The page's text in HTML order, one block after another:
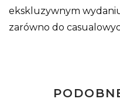
ekskluzywnym
zarówno do